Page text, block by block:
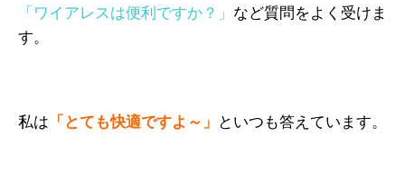
「ワイアレスは便利ですか？」 など質問をよく受けま
す。
私は 「とても快適ですよ～」 といつも答えています。